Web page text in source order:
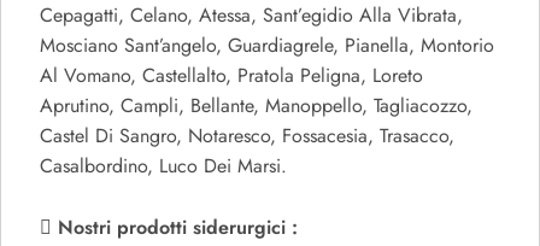
Cepagatti, Celano, Atessa, Sant’egidio Alla Vibrata,
Mosciano Sant’angelo, Guardiagrele, Pianella, Montorio
Al Vomano, Castellalto, Pratola Peligna, Loreto
Aprutino, Campli, Bellante, Manoppello, Tagliacozzo,
Castel Di Sangro, Notaresco, Fossacesia, Trasacco,
Casalbordino, Luco Dei Marsi.
Nostri prodotti siderurgici :